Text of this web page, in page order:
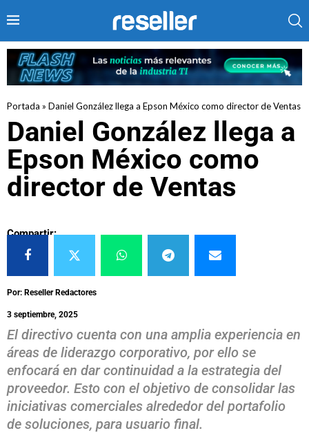
Portada » Daniel González llega a Epson México como director de Ventas
Daniel González llega a
Epson México como
director de Ventas
Compartir:
Por: Reseller Redactores
3 septiembre, 2025
El directivo cuenta con una amplia experiencia en
áreas de liderazgo corporativo, por ello se
enfocará en dar continuidad a la estrategia del
proveedor. Esto con el objetivo de consolidar las
iniciativas comerciales alrededor del portafolio
de soluciones, para usuario final.